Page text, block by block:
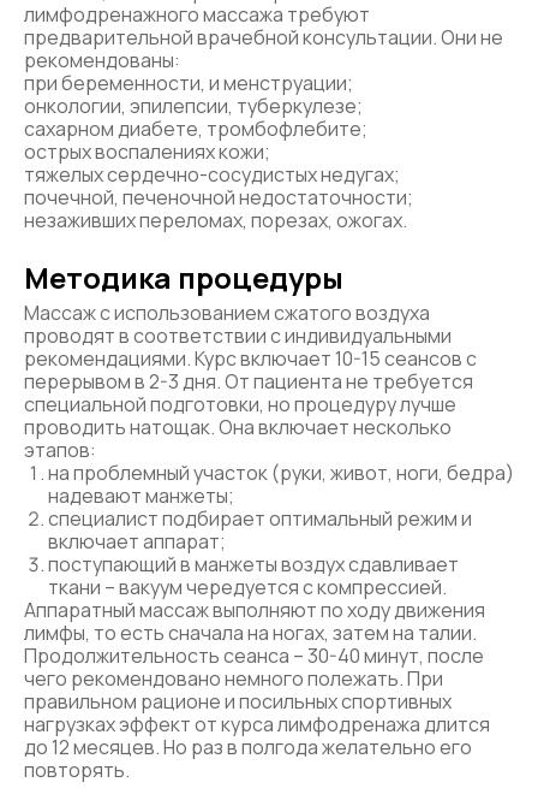
лимфодренажного массажа требуют
предварительной врачебной консультации. Они не
рекомендованы:
при беременности, и менструации;
онкологии, эпилепсии, туберкулезе;
сахарном диабете, тромбофлебите;
острых воспалениях кожи;
тяжелых сердечно-сосудистых недугах;
почечной, печеночной недостаточности;
незаживших переломах, порезах, ожогах.
Методика процедуры
Массаж с использованием сжатого воздуха
проводят в соответствии с индивидуальными
рекомендациями. Курс включает 10-15 сеансов с
перерывом в 2-3 дня. От пациента не требуется
специальной подготовки, но процедуру лучше
проводить натощак. Она включает несколько
этапов:
на проблемный участок (руки, живот, ноги, бедра)
надевают манжеты;
специалист подбирает оптимальный режим и
включает аппарат;
поступающий в манжеты воздух сдавливает
ткани – вакуум чередуется с компрессией.
Аппаратный массаж выполняют по ходу движения
лимфы, то есть сначала на ногах, затем на талии.
Продолжительность сеанса – 30-40 минут, после
чего рекомендовано немного полежать. При
правильном рационе и посильных спортивных
нагрузках эффект от курса лимфодренажа длится
до 12 месяцев. Но раз в полгода желательно его
повторять.